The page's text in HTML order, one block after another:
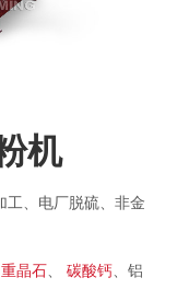
机
工、电厂脱硫、非金
重晶石 碳酸钙 、铝